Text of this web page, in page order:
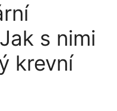
s nimi
krevní